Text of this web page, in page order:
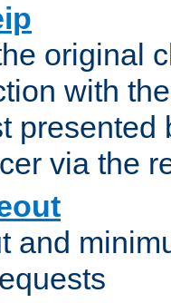
original
with
presented
via the
and